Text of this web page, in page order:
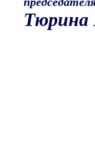
Тюрина